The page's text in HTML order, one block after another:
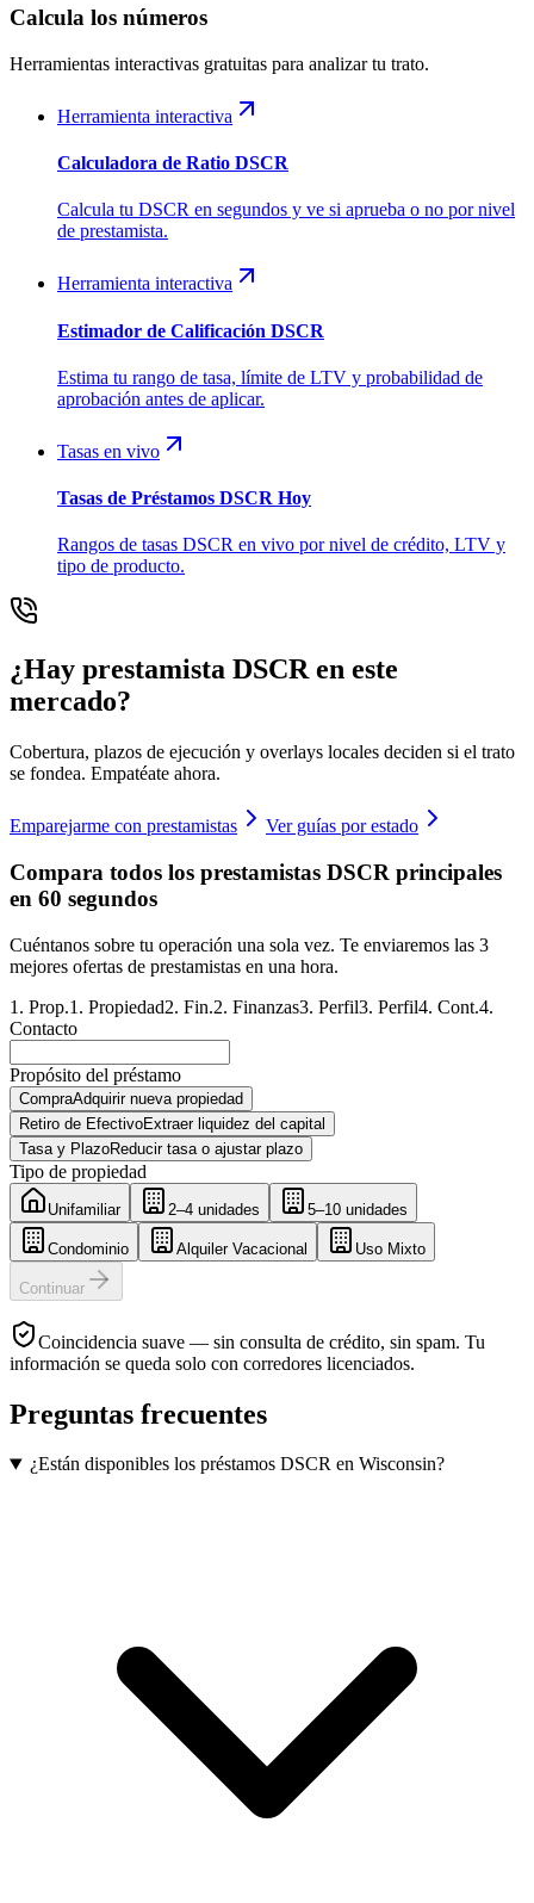
Calcula los números
Herramientas interactivas gratuitas para analizar tu trato.
Herramienta interactiva
Calculadora de Ratio DSCR
Calcula tu DSCR en segundos y ve si aprueba o no por nivel
de prestamista.
Herramienta interactiva
Estimador de Calificación DSCR
Estima tu rango de tasa, límite de LTV y probabilidad de
aprobación antes de aplicar.
Tasas en vivo
Tasas de Préstamos DSCR Hoy
Rangos de tasas DSCR en vivo por nivel de crédito, LTV y
tipo de producto.
¿Hay prestamista DSCR en este
mercado?
Cobertura, plazos de ejecución y overlays locales deciden si el trato
se fondea. Empatéate ahora.
Emparejarme con prestamistas Ver guías por estado
Compara todos los prestamistas DSCR principales
en 60 segundos
Cuéntanos sobre tu operación una sola vez. Te enviaremos las 3
mejores ofertas de prestamistas en una hora.
1 . Prop.1 . Propiedad2. Fin.2. Finanzas3. Perfil3. Perfil4. Cont.4.
Contacto
Propósito del préstamo
CompraAdquirir nueva propiedad
Retiro de EfectivoExtraer liquidez del capital
Tasa y PlazoReducir tasa o ajustar plazo
Tipo de propiedad
Unifamiliar 2–4 unidades 5–10 unidades
Condominio Alquiler Vacacional Uso Mixto
Continuar
Coincidencia suave — sin consulta de crédito, sin spam. Tu
información se queda solo con corredores licenciados.
Preguntas frecuentes
¿Están disponibles los préstamos DSCR en Wisconsin?